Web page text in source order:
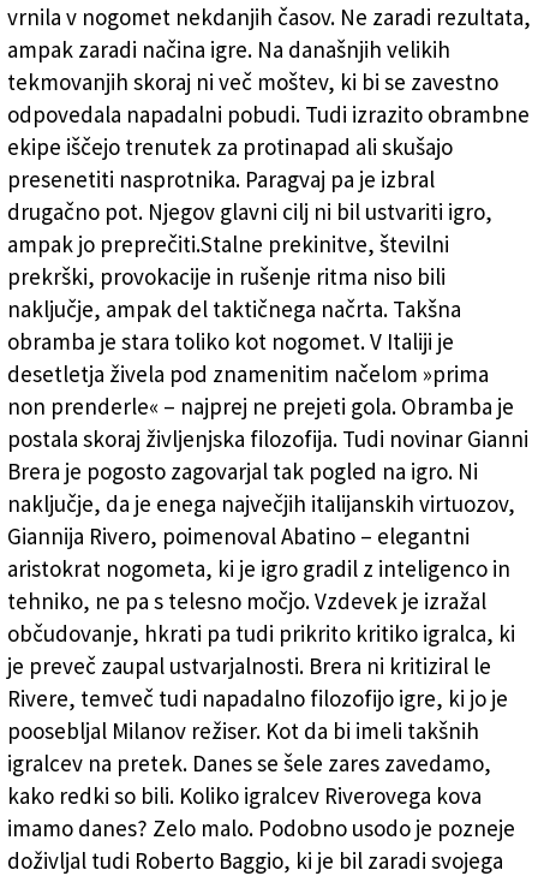
Založnik
Zadruga PD
Naročnine
vrnila v nogomet nekdanjih časov. Ne zaradi rezultata,
ampak zaradi načina igre. Na današnjih velikih
tekmovanjih skoraj ni več moštev, ki bi se zavestno
odpovedala napadalni pobudi. Tudi izrazito obrambne
ekipe iščejo trenutek za protinapad ali skušajo
presenetiti nasprotnika. Paragvaj pa je izbral
drugačno pot. Njegov glavni cilj ni bil ustvariti igro,
ampak jo preprečiti.Stalne prekinitve, številni
prekrški, provokacije in rušenje ritma niso bili
naključje, ampak del taktičnega načrta. Takšna
obramba je stara toliko kot nogomet. V Italiji je
desetletja živela pod znamenitim načelom »prima
non prenderle« – najprej ne prejeti gola. Obramba je
postala skoraj življenjska filozofija. Tudi novinar Gianni
Brera je pogosto zagovarjal tak pogled na igro. Ni
naključje, da je enega največjih italijanskih virtuozov,
Giannija Rivero, poimenoval Abatino – elegantni
aristokrat nogometa, ki je igro gradil z inteligenco in
tehniko, ne pa s telesno močjo. Vzdevek je izražal
občudovanje, hkrati pa tudi prikrito kritiko igralca, ki
je preveč zaupal ustvarjalnosti. Brera ni kritiziral le
Rivere, temveč tudi napadalno filozofijo igre, ki jo je
poosebljal Milanov režiser. Kot da bi imeli takšnih
igralcev na pretek. Danes se šele zares zavedamo,
kako redki so bili. Koliko igralcev Riverovega kova
imamo danes? Zelo malo. Podobno usodo je pozneje
doživljal tudi Roberto Baggio, ki je bil zaradi svojega